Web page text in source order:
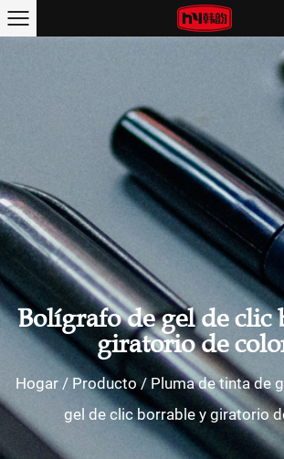
Bolígrafo de gel de clic
giratorio de
Hogar/ Producto/ Pluma de tinta de
gel de clic borrable y giratorio